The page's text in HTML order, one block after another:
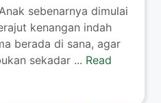
sebenarnya dimulai
kenangan indah
berada di sana, agar
sekadar ... Read